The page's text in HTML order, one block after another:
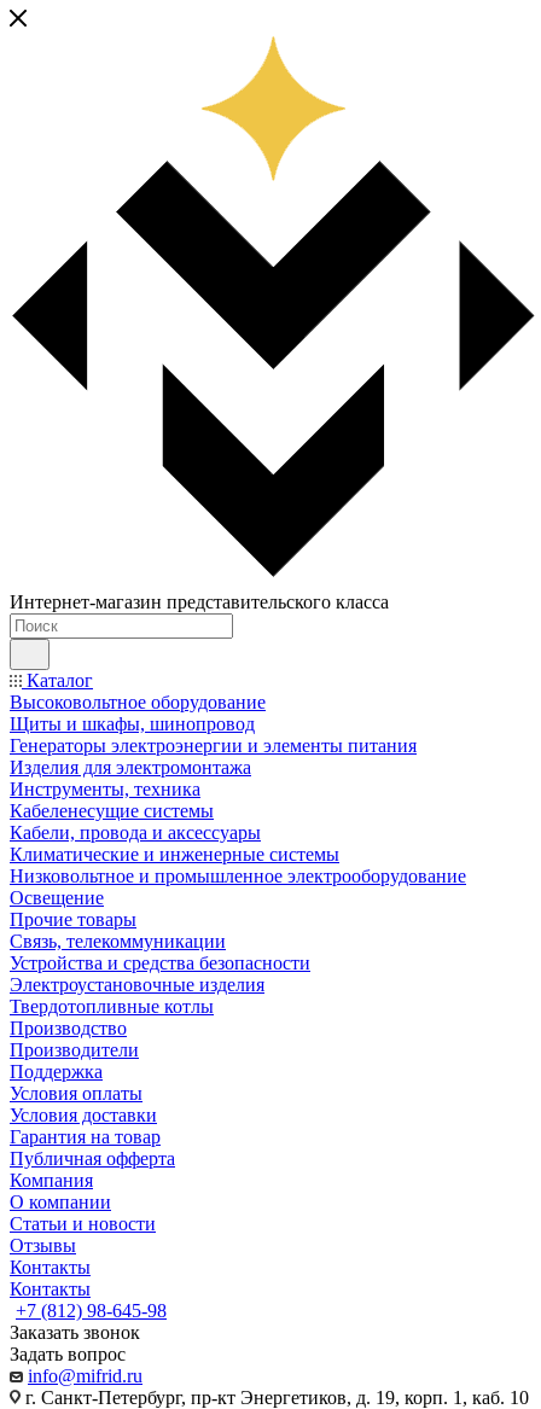
Интернет-магазин представительского класса
Каталог
Высоковольтное оборудование
Щиты и шкафы, шинопровод
Генераторы электроэнергии и элементы питания
Изделия для электромонтажа
Инструменты, техника
Кабеленесущие системы
Кабели, провода и аксессуары
Климатические и инженерные системы
Низковольтное и промышленное электрооборудование
Освещение
Прочие товары
Связь, телекоммуникации
Устройства и средства безопасности
Электроустановочные изделия
Твердотопливные котлы
Производство
Производители
Поддержка
Условия оплаты
Условия доставки
Гарантия на товар
Публичная офферта
Компания
О компании
Статьи и новости
Отзывы
Контакты
Контакты
+7 (812) 98-645-98
Заказать звонок
Задать вопрос
info@mifrid.ru
г. Санкт-Петербург, пр-кт Энергетиков, д. 19, корп. 1, каб. 10